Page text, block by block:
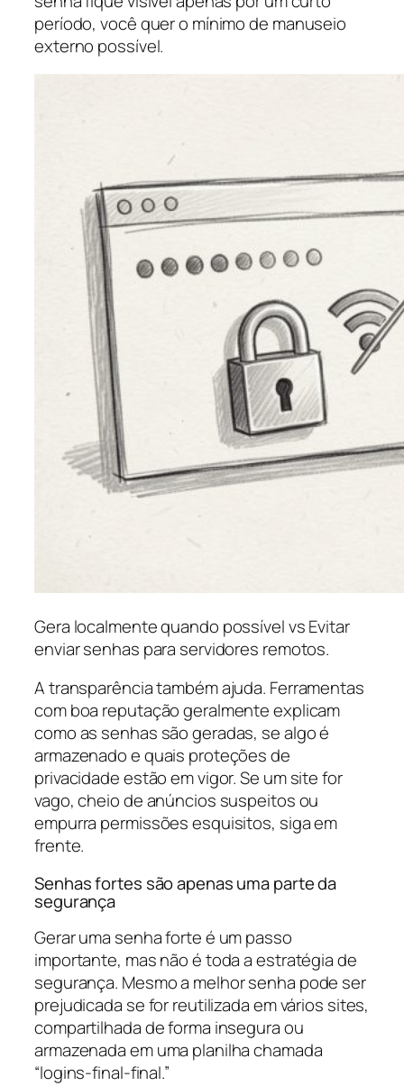
período, você quer o mínimo de manuseio
externo possível.
Gera localmente quando possível vs Evitar
enviar senhas para servidores remotos.
A transparência também ajuda. Ferramentas
com boa reputação geralmente explicam
como as senhas são geradas, se algo é
armazenado e quais proteções de
privacidade estão em vigor. Se um site for
vago, cheio de anúncios suspeitos ou
empurra permissões esquisitos, siga em
frente.
Senhas fortes são apenas uma parte da
segurança
Gerar uma senha forte é um passo
importante, mas não é toda a estratégia de
segurança. Mesmo a melhor senha pode ser
prejudicada se for reutilizada em vários sites,
compartilhada de forma insegura ou
armazenada em uma planilha chamada
“logins-final-final.”